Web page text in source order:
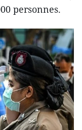
personnes.